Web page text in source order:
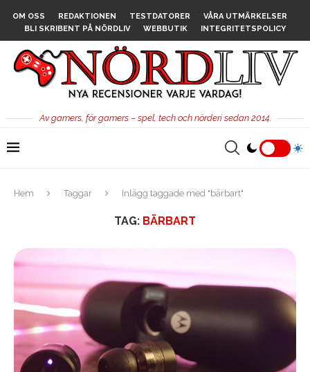
OM OSS REDAKTIONEN TESTDATORER
VÅRA UTMÄRKELSER
BLI SKRIBENT PÅ NÖRDLIV
WEBBUTIK INTEGRITETSPOLICY
Av gamers, för gamers – spel, tech och nörderi sedan 2014.
Hem Taggar Inlägg taggade med "bärbart"
TAG: BÄRBART